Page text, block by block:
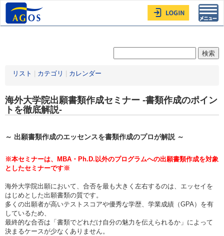
リスト カテゴリ カレンダー
海外大学院出願書類作成セミナー -書類作成のポイン
トを徹底解説-
～ 出願書類作成のエッセンスを書類作成のプロが解説 ～
※本セミナーは、MBA・Ph.D.以外のプログラムへの出願書類作成を対象
としたセミナーです※
海外大学院出願において、合否を最も大きく左右するのは、エッセイを
はじめとした出願書類の質です。
多くの出願者が高いテストスコアや優秀な学歴、学業成績（GPA）を有
しているため、
最終的な合否は「書類でどれだけ自分の魅力を伝えられるか」によって
決まるケースが少なくありません。